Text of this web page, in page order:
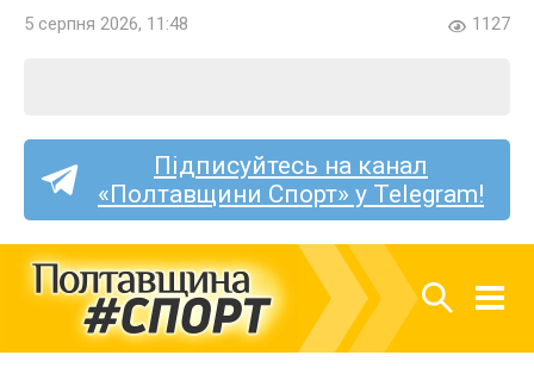
5 серпня 2026, 11:48 1127
Підписуйтесь на канал
«Полтавщини Спорт» у Telegram!